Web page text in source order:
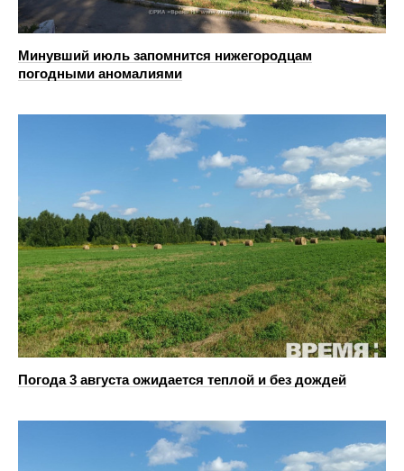
Минувший июль запомнится нижегородцам
погодными аномалиями
Погода 3 августа ожидается теплой и без дождей